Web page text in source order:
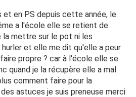
et en PS depuis cette année, le
a l'école elle se retient de
la mettre sur le pot ni les
et elle me dit qu'elle a peur
propre ? car à l'école elle se
quand je la récupère elle a mal
comment faire pour la
astuces je suis preneuse merci